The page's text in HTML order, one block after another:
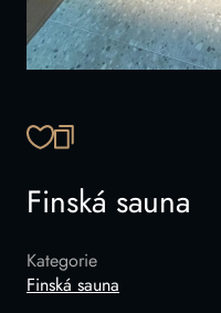
ZKOPÍROVAT ODKAZ
Finská sauna
Kategorie
Finská sauna